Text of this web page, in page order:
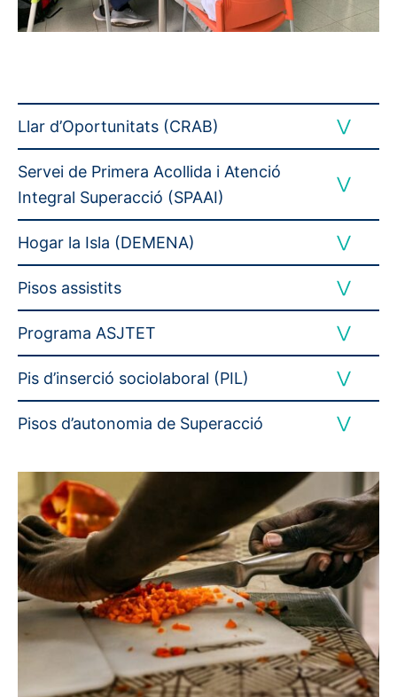
Llar d’Oportunitats (CRAB)
Servei de Primera Acollida i Atenció
Integral Superacció (SPAAI)
Hogar la Isla (DEMENA)
Pisos assistits
Programa ASJTET
Pis d’inserció sociolaboral (PIL)
Pisos d’autonomia de Superacció